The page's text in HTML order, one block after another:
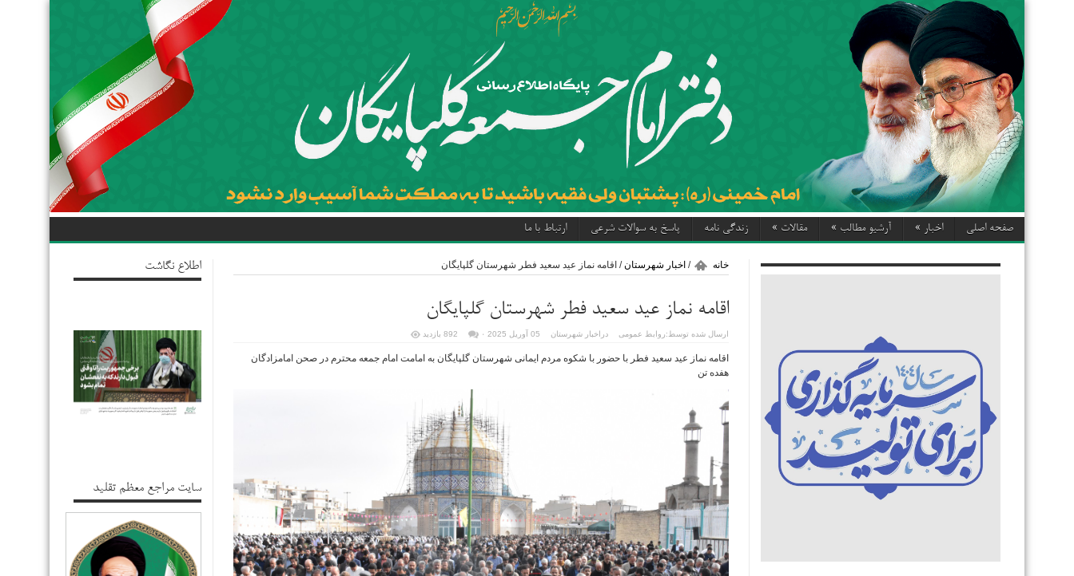
صفحه اصلی اخبار » آرشیو مطالب » مقالات » زندگی نامه پاسخ به سوالات شرعی ارتباط با ما
خانه / اخبار شهرستان/ اقامه نماز عید سعید فطر شهرستان گلپایگان
اقامه نماز عید سعید فطر شهرستان گلپایگان
ارسال شده توسط:روابط عمومی در اخبار شهرستان ۰ 892 بازدید
اقامه نماز عید سعید فطر با حضور با شکوه مردم ایمانی شهرستان گلپایگان به امامت امام جمعه محترم در صحن امامزادگان
هفده تن
اطلاع نگاشت
سایت مراجع معظم تقلید